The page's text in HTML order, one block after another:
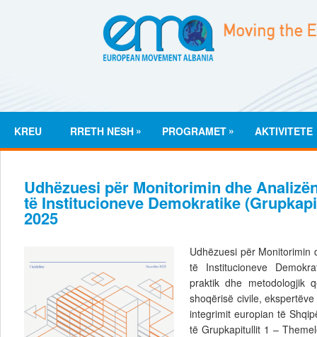
KREU RRETH NESH » PROGRAMET » AKTIVITETE
Udhëzuesi për Monitorimin dhe
të Institucioneve Demokratike
2025
Udhëzuesi për Monitorimin
të Institucioneve
praktik dhe metodologjik
shoqërisë civile,
integrimit europian të
të Grupkapitullit 1 –